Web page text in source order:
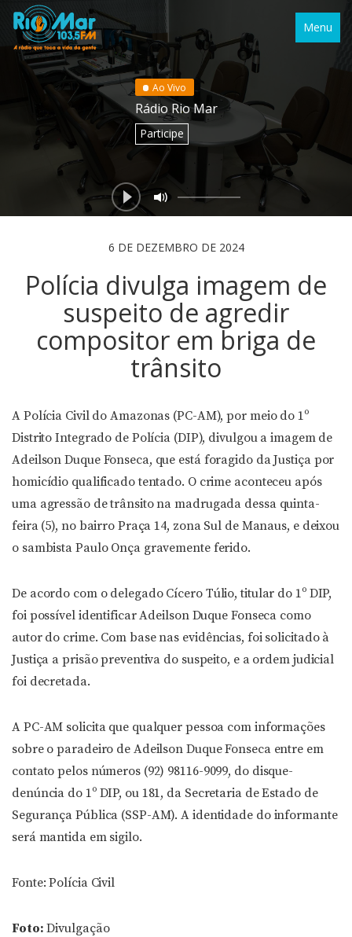
Menu
Ao Vivo
Rádio Rio Mar
Participe
6 DE DEZEMBRO DE 2024
Polícia divulga imagem de
suspeito de agredir
compositor em briga de
trânsito
A Polícia Civil do Amazonas (PC-AM), por meio do 1º
Distrito Integrado de Polícia (DIP), divulgou a imagem de
Adeilson Duque Fonseca, que está foragido da Justiça por
homicídio qualificado tentado. O crime aconteceu após
uma agressão de trânsito na madrugada dessa quinta-
feira (5), no bairro Praça 14, zona Sul de Manaus, e deixou
o sambista Paulo Onça gravemente ferido.
De acordo com o delegado Cícero Túlio, titular do 1º DIP,
foi possível identificar Adeilson Duque Fonseca como
autor do crime. Com base nas evidências, foi solicitado à
Justiça a prisão preventiva do suspeito, e a ordem judicial
foi decretada.
A PC-AM solicita que qualquer pessoa com informações
sobre o paradeiro de Adeilson Duque Fonseca entre em
contato pelos números (92) 98116-9099, do disque-
denúncia do 1º DIP, ou 181, da Secretaria de Estado de
Segurança Pública (SSP-AM). A identidade do informante
será mantida em sigilo.
Fonte: Polícia Civil
Foto: Divulgação